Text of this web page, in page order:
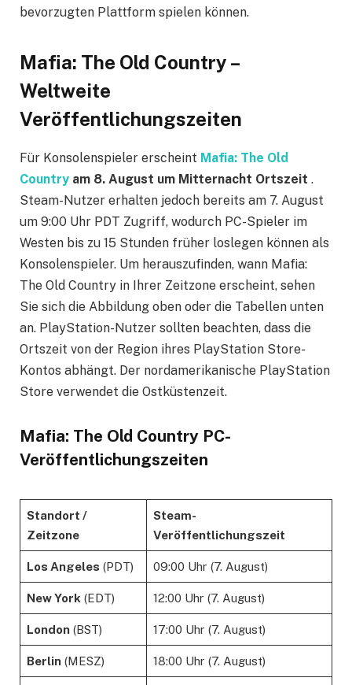
bevorzugten Plattform spielen können.
Mafia: The Old Country –
Weltweite
Veröffentlichungszeiten
Für Konsolenspieler erscheint Mafia: The Old
Country am 8. August um Mitternacht Ortszeit .
Steam-Nutzer erhalten jedoch bereits am 7. August
um 9:00 Uhr PDT Zugriff, wodurch PC-Spieler im
Westen bis zu 15 Stunden früher loslegen können als
Konsolenspieler. Um herauszufinden, wann Mafia:
The Old Country in Ihrer Zeitzone erscheint, sehen
Sie sich die Abbildung oben oder die Tabellen unten
an. PlayStation-Nutzer sollten beachten, dass die
Ortszeit von der Region ihres PlayStation Store-
Kontos abhängt. Der nordamerikanische PlayStation
Store verwendet die Ostküstenzeit.
Mafia: The Old Country PC-
Veröffentlichungszeiten
Standort /
Zeitzone
Steam-
Veröffentlichungszeit
Los Angeles (PDT) 09:00 Uhr (7. August)
New York (EDT) 12:00 Uhr (7. August)
London(BST) 17:00 Uhr (7. August)
Berlin(MESZ) 18:00 Uhr (7. August)